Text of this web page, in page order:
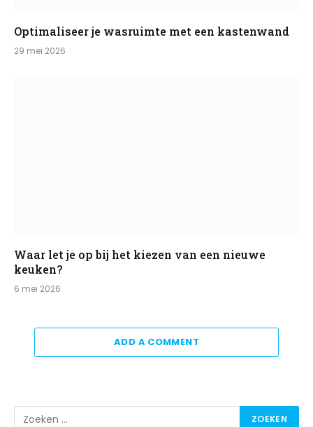
Optimaliseer je wasruimte met een kastenwand
29 mei 2026
Waar let je op bij het kiezen van een nieuwe
keuken?
6 mei 2026
ADD A COMMENT